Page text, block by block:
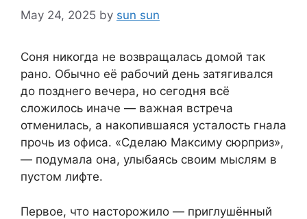
May 24, 2025 by sun sun
Соня никогда не возвращалась домой так
рано. Обычно её рабочий день затягивался
до позднего вечера, но сегодня всё
сложилось иначе — важная встреча
отменилась, а накопившаяся усталость гнала
прочь из офиса. «Сделаю Максиму сюрприз»,
— подумала она, улыбаясь своим мыслям в
пустом лифте.
Первое, что насторожило — приглушённый